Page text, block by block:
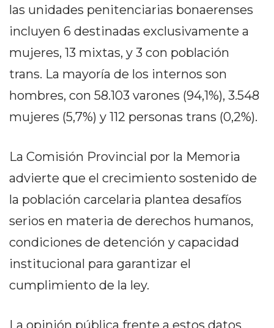
DE
ZÁRATE
Y
CAMPANA
NOTICIAS
ZÁRATE
DE
CAMPANA
DE
LA
CRUZ
(BUENOS
AIRES)
MEJOR
las unidades penitenciarias bonaerenses
incluyen 6 destinadas exclusivamente a
mujeres, 13 mixtas, y 3 con población
trans. La mayoría de los internos son
hombres, con 58.103 varones (94,1%), 3.548
mujeres (5,7%) y 112 personas trans (0,2%).
La Comisión Provincial por la Memoria
advierte que el crecimiento sostenido de
la población carcelaria plantea desafíos
serios en materia de derechos humanos,
condiciones de detención y capacidad
institucional para garantizar el
cumplimiento de la ley.